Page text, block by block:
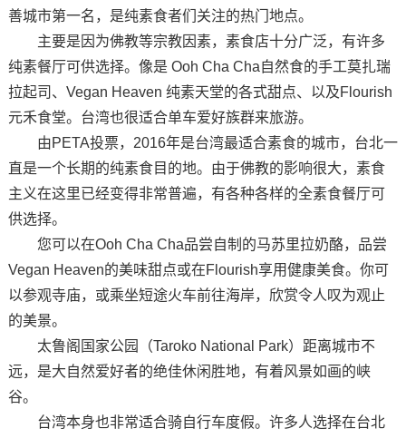
善城市第一名，是纯素食者们关注的热门地点。
主要是因为佛教等宗教因素，素食店十分广泛，有许多
纯素餐厅可供选择。像是 Ooh Cha Cha自然食的手工莫扎瑞
拉起司、Vegan Heaven 纯素天堂的各式甜点、以及Flourish
元禾食堂。台湾也很适合单车爱好族群来旅游。
由PETA投票，2016年是台湾最适合素食的城市，台北一
直是一个长期的纯素食目的地。由于佛教的影响很大，素食
主义在这里已经变得非常普遍，有各种各样的全素食餐厅可
供选择。
您可以在Ooh Cha Cha品尝自制的马苏里拉奶酪，品尝
Vegan Heaven的美味甜点或在Flourish享用健康美食。你可
以参观寺庙，或乘坐短途火车前往海岸，欣赏令人叹为观止
的美景。
太鲁阁国家公园（Taroko National Park）距离城市不
远，是大自然爱好者的绝佳休闲胜地，有着风景如画的峡
谷。
台湾本身也非常适合骑自行车度假。许多人选择在台北